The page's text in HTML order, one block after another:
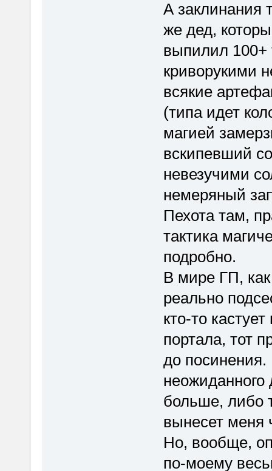
А заклинания
же дед,
выпилил
криворукими
всякие
(типа идет
магией
вскипевший
невезучими
немеряный
Пехота там,
тактика
подробно.
В мире ГП,
реально
кто-то
портала, тот
до посинения.
неожиданного
больше, либо
вынесет меня
Но, вообще,
по-моему